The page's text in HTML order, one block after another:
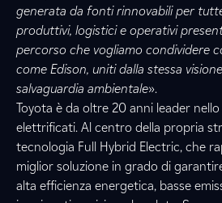
generata da fonti rinnovabili per
produttivi, logistici e operativi
percorso che vogliamo condividere
come Edison, uniti dalla stessa
salvaguardia ambientale».
Toyota è da oltre 20 anni leader
elettrificati. Al centro della propria
tecnologia Full Hybrid Electric, che
miglior soluzione in grado di
alta efficienza energetica, basse